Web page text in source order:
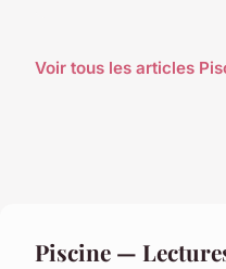
Voir tous les articles
Piscine —